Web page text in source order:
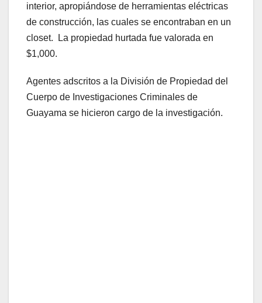
interior, apropiándose de herramientas eléctricas
de construcción, las cuales se encontraban en un
closet. La propiedad hurtada fue valorada en
$1,000.
Agentes adscritos a la División de Propiedad del
Cuerpo de Investigaciones Criminales de
Guayama se hicieron cargo de la investigación.